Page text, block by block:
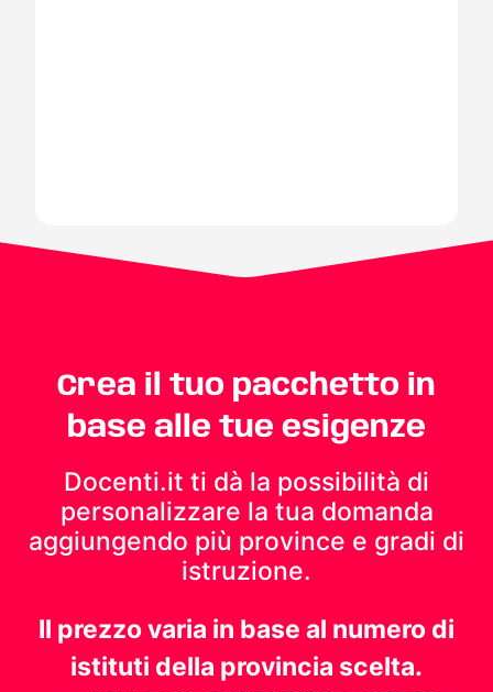
Crea il tuo pacchetto in
base alle tue esigenze
Docenti.it ti dà la possibilità di
personalizzare la tua domanda
aggiungendo più province e gradi di
istruzione.
Il prezzo varia in base al numero di
istituti della provincia scelta.